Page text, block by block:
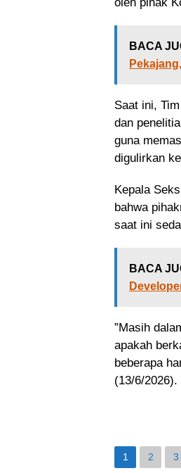
BACA
​Saat ini,
dan
guna
digulirkan
​Kepala
bahwa
saat ini
BACA
​”Masih
apakah
beberapa
(13/6/2026).
1 2 3